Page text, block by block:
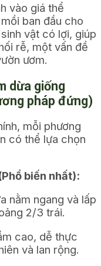
vào giá thể
ban đầu cho
vật có lợi, giúp
rễ, một vấn đề
ươm.
dừa giống
pháp đứng)
mỗi phương
có thể lựa chọn
biến nhất):
nằm ngang và lấp
2/3 trái.
cao, dễ thực
và lan rộng.